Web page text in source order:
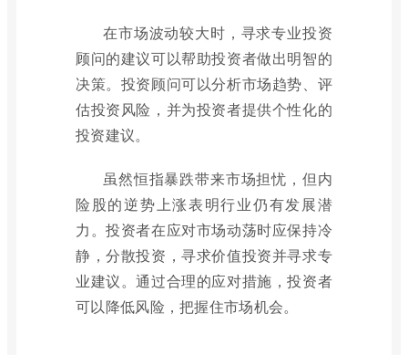
在市场波动较大时，寻求专业投资
顾问的建议可以帮助投资者做出明智的
决策。投资顾问可以分析市场趋势、评
估投资风险，并为投资者提供个性化的
投资建议。
虽然恒指暴跌带来市场担忧，但内
险股的逆势上涨表明行业仍有发展潜
力。投资者在应对市场动荡时应保持冷
静，分散投资，寻求价值投资并寻求专
业建议。通过合理的应对措施，投资者
可以降低风险，把握住市场机会。